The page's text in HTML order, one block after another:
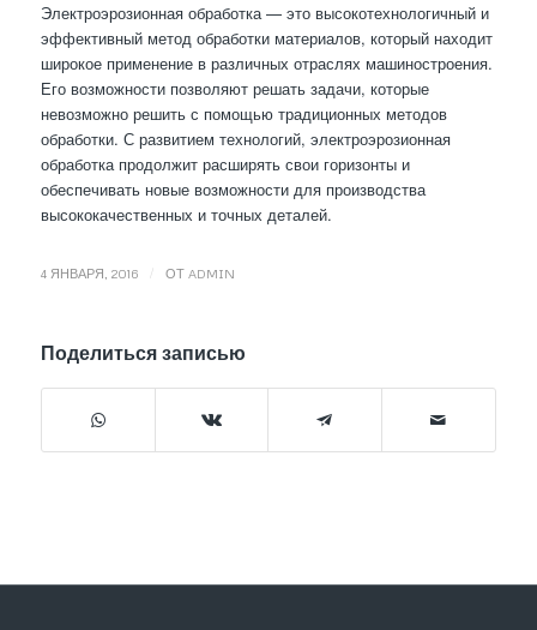
Электроэрозионная обработка — это высокотехнологичный и
эффективный метод обработки материалов, который находит
широкое применение в различных отраслях машиностроения.
Его возможности позволяют решать задачи, которые
невозможно решить с помощью традиционных методов
обработки. С развитием технологий, электроэрозионная
обработка продолжит расширять свои горизонты и
обеспечивать новые возможности для производства
высококачественных и точных деталей.
4 ЯНВАРЯ, 2016 ОТ ADMIN
Поделиться записью